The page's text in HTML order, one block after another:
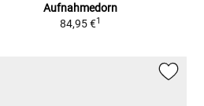
Aufnahmedorn
84,95 €1